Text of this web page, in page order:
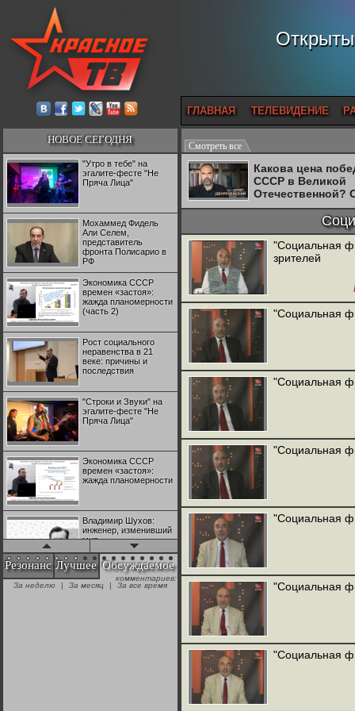
ГЛАВНАЯ ТЕЛЕВИДЕНИЕ
НОВОЕ СЕГОДНЯ
"Утро в тебе" на
эгалите-фесте "Не
Пряча Лица"
Мохаммед Фидель
Али Селем,
представитель
фронта Полисарио в
РФ
Экономика СССР
времен «застоя»:
жажда планомерности
(часть 2)
Рост социального
неравенства в 21
веке: причины и
последствия
"Строки и Звуки" на
эгалите-фесте "Не
Пряча Лица"
Экономика СССР
времен «застоя»:
жажда планомерности
Владимир Шухов:
инженер, изменивший
мир
"Аркадий Коц" на
эгалите-фесте "Не
Резонанс Лучшее Обсуждаемое
комментариев:
За неделю
| За месяц | За все время
Смотреть все
Какова цена
СССР в Великой
Отечественной?
Двуреченский о
"Социальная
зрителей
"Социальная
"Социальная
"Социальная
"Социальная
"Социальная
"Социальная